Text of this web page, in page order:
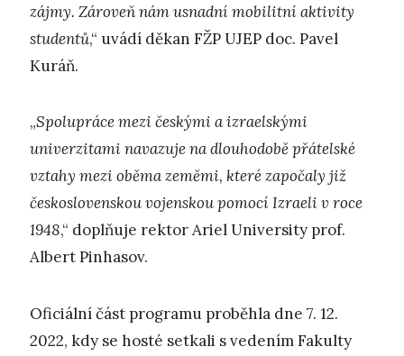
zájmy. Zároveň nám usnadní mobilitní aktivity
studentů,“ uvádí děkan FŽP UJEP doc. Pavel
Kuráň.
„Spolupráce mezi českými a izraelskými
univerzitami navazuje na dlouhodobě přátelské
vztahy mezi oběma zeměmi, které započaly již
československou vojenskou pomocí Izraeli v roce
1948,“ doplňuje rektor Ariel University prof.
Albert Pinhasov.
Oficiální část programu proběhla dne 7. 12.
2022, kdy se hosté setkali s vedením Fakulty